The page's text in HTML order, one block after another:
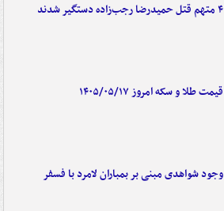
۴ متهم قتل حمیدرضا رجب‌زاده دستگیر شدند
قیمت طلا و سکه امروز ۱۴۰۵/۰۵/۱۷
وجود شواهدی مبنی بر بمباران لامرد با فسفر